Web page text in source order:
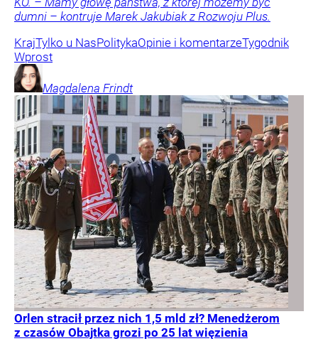
dumni – kontruje Marek Jakubiak z Rozwoju Plus.
KrajTylko u NasPolitykaOpinie i komentarzeTygodnik
Wprost
Magdalena Frindt
Orlen stracił przez nich 1,5 mld zł? Menedżerom
z czasów Obajtka grozi po 25 lat więzienia